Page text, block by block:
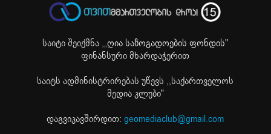
საიტი შეიქმნა ,„ღია საზოგადოების ფონდის"
ფინანსური მხარდაჭერით
საიტს ადმინისტრირებას უწევს ,,საქართველოს
მედია კლუბი"
დაგვიკავშირდით:geomediaclub@gmail.com